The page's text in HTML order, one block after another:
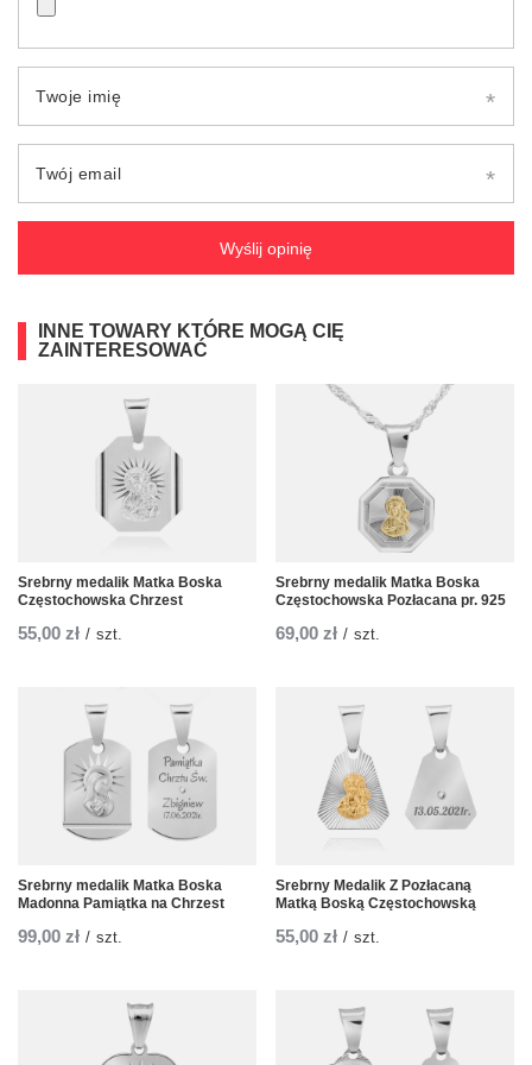
Twoje imię
Twój email
Wyślij opinię
INNE TOWARY KTÓRE MOGĄ CIĘ
ZAINTERESOWAĆ
Srebrny medalik Matka Boska
Częstochowska Chrzest
55,00 zł / szt.
Srebrny medalik Matka Boska
Częstochowska Pozłacana pr. 925
69,00 zł / szt.
Srebrny medalik Matka Boska
Madonna Pamiątka na Chrzest
99,00 zł / szt.
Srebrny Medalik Z Pozłacaną
Matką Boską Częstochowską
55,00 zł / szt.